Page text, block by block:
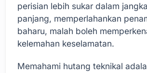
perisian lebih sukar dalam
panjang, memperlahankan
baharu, malah boleh
kelemahan keselamatan.
Memahami hutang teknikal